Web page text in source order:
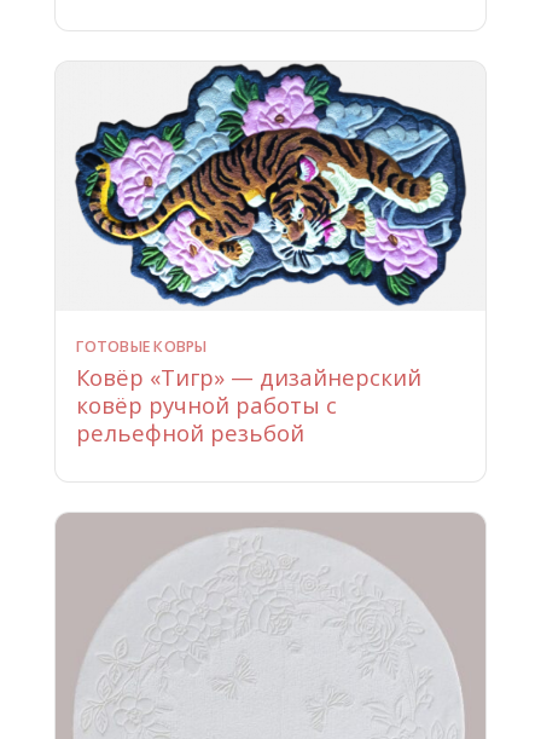
ГОТОВЫЕ КОВРЫ
Ковёр «Тигр» — дизайнерский
ковёр ручной работы с
рельефной резьбой